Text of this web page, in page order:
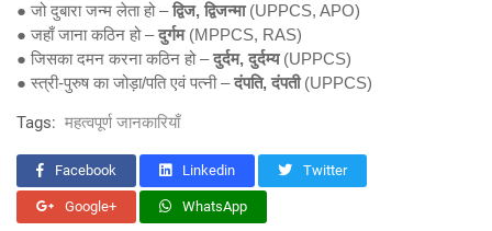
● जो दुबारा जन्म लेता हो –द्विज, द्विजन्मा(UPPCS, APO)
● जहाँ जाना कठिन हो –दुर्गम(MPPCS, RAS)
● जिसका दमन करना कठिन हो –दुर्दम, दुर्दम्य(UPPCS)
● स्त्री-पुरुष का जोड़ा/पति एवं पत्नी –दंपति, दंपती(UPPCS)
Tags: महत्वपूर्ण जानकारियाँ
Facebook Linkedin Twitter
Google+ WhatsApp